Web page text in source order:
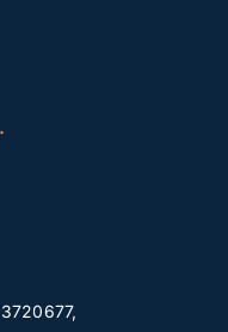
.
,